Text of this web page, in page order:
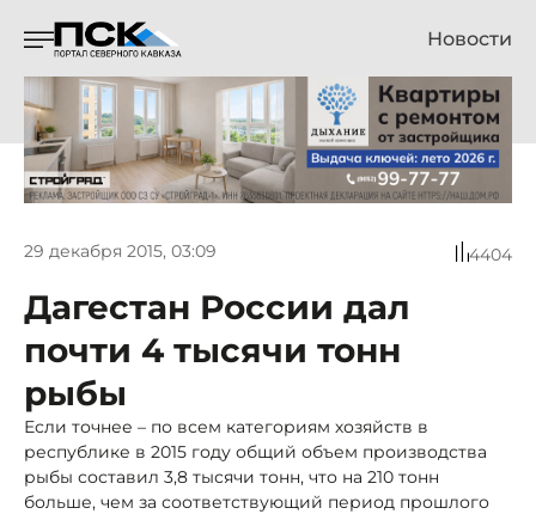
Новости
29 декабря 2015, 03:09 4404
Дагестан России дал
почти 4 тысячи тонн
рыбы
Если точнее – по всем категориям хозяйств в
республике в 2015 году общий объем производства
рыбы составил 3,8 тысячи тонн, что на 210 тонн
больше, чем за соответствующий период прошлого